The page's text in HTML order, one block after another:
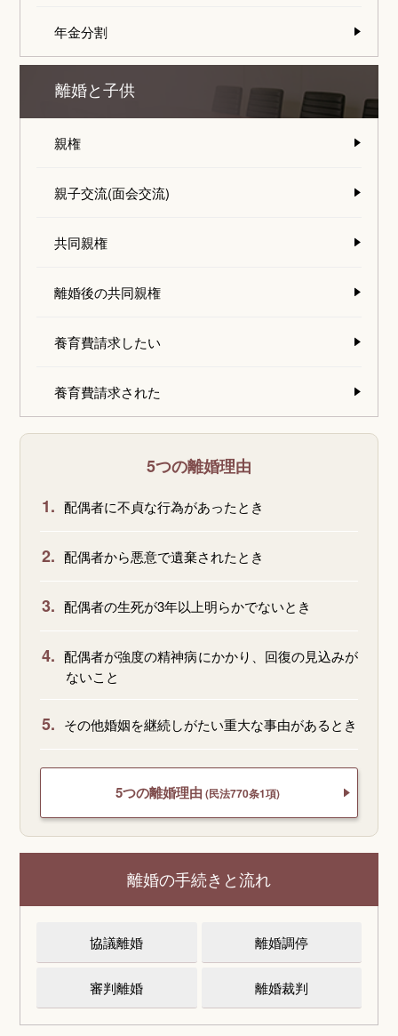
年金分割
離婚と子供
親権
親子交流(面会交流)
共同親権
離婚後の共同親権
養育費請求したい
養育費請求された
5つの離婚理由
1. 配偶者に不貞な行為があったとき
2. 配偶者から悪意で遺棄されたとき
3. 配偶者の生死が3年以上明らかでないとき
4. 配偶者が強度の精神病にかかり、回復の見込みが
ないこと
5. その他婚姻を継続しがたい重大な事由があるとき
5つの離婚理由 (民法770条1項)
離婚の手続きと流れ
協議離婚 離婚調停
審判離婚 離婚裁判